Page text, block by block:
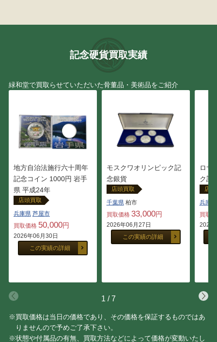
記念硬貨買取実績
緑和堂で買取らせていただいた骨董品・美術品をご紹介
地方自治法施行六十周年
記念コイン 1000円 岩手
県 平成24年
店頭買取
兵庫県 芦屋市
買取価格 50,000円
2026年06月30日
この実績の詳細
モスクワオリンピック記
念銀貨
店頭買取
千葉県柏市
買取価格 33,000円
2026年06月27日
この実績の詳細
ロサ
ク記
店
兵庫県
買取
2026
1 /7
※買取価格は当日の価格であり、その価格を保証するものではあ
りませんので予めご了承下さい。
※状態や付属品の有無、買取方法などによって価格が変動いたし